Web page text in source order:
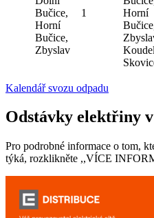
Bučice,
Horní
Bučice,
Zbyslav
1
Horní
Kalendář svozu odpadu
Odstávky elektřiny
Pro podrobné informace o tom,
týká, rozklikněte ,,VÍCE